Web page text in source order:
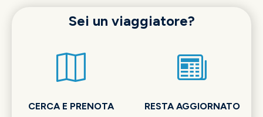
Sei un viaggiatore?
CERCA E PRENOTA RESTA AGGIORNATO